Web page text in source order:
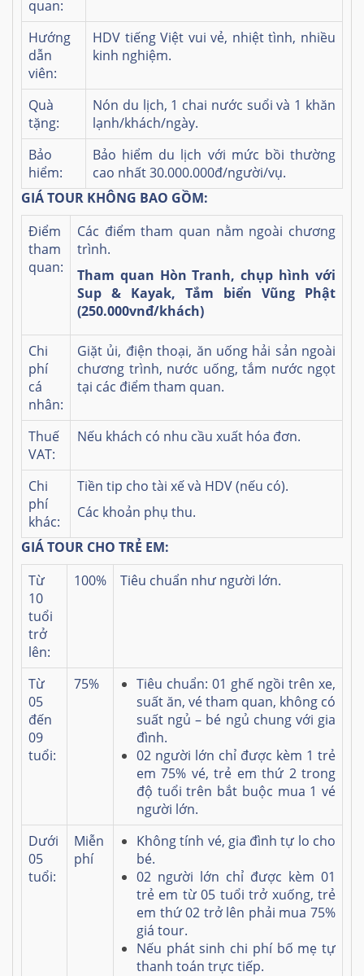
quan:
Hướng
dẫn
viên:
HDV tiếng Việt vui vẻ, nhiệt tình, nhiều
kinh nghiệm.
Quà
tặng:
Nón du lịch, 1 chai nước suổi và 1 khăn
lạnh/khách/ngày.
Bảo
hiểm:
Bảo hiểm du lịch với mức bồi thường
cao nhất 30.000.000đ/người/vụ.
GIÁ TOUR KHÔNG BAO GỒM:
Điểm
tham
quan:
Các điểm tham quan nằm ngoài chương
trình.
Tham quan Hòn Tranh, chụp hình với
Sup & Kayak, Tắm biển Vũng Phật
(250.000vnđ/khách)
Chi
phí
cá
nhân:
Giặt ủi, điện thoại, ăn uống hải sản ngoài
chương trình, nước uống, tắm nước ngọt
tại các điểm tham quan.
Thuế
VAT:
Nếu khách có nhu cầu xuất hóa đơn.
Chi
phí
khác:
Tiền tip cho tài xế và HDV (nếu có).
Các khoản phụ thu.
GIÁ TOUR CHO TRẺ EM:
Từ
10
tuổi
trở
lên:
100% Tiêu chuẩn như người lớn.
Từ
05
đến
09
tuổi:
75%
Tiêu chuẩn: 01 ghế ngồi trên xe,
suất ăn, vé tham quan, không có
suất ngủ – bé ngủ chung với gia
đình.
02 người lớn chỉ được kèm 1 trẻ
em 75% vé, trẻ em thứ 2 trong
độ tuổi trên bắt buộc mua 1 vé
người lớn.
Dưới
05
tuổi:
Miễn
phí
Không tính vé, gia đình tự lo cho
bé.
02 người lớn chỉ được kèm 01
trẻ em từ 05 tuổi trở xuống, trẻ
em thứ 02 trở lên phải mua 75%
giá tour.
Nếu phát sinh chi phí bố mẹ tự
thanh toán trực tiếp.